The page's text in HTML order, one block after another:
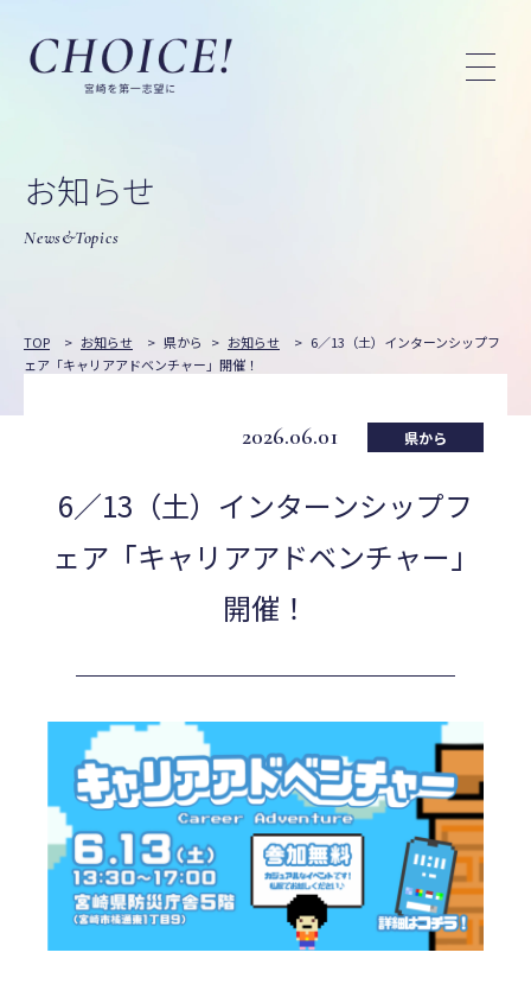
お知らせ
News&Topics
TOP > お知らせ > 県から > お知らせ > 6／13（土）インターンシップフ
ェア「キャリアアドベンチャー」開催！
2026.06.01 県から
6／13（土）インターンシップフ
ェア「キャリアアドベンチャー」
開催！